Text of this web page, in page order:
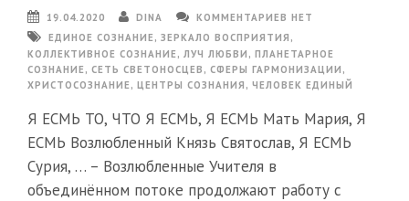
19.04.2020 DINA
КОММЕНТАРИЕВ НЕТ
ЕДИНОЕ СОЗНАНИЕ, ЗЕРКАЛО ВОСПРИЯТИЯ ,
КОЛЛЕКТИВНОЕ СОЗНАНИЕ, ЛУЧ ЛЮБВИ , ПЛАНЕТАРНОЕ
СОЗНАНИЕ, СЕТЬ СВЕТОНОСЦЕВ , СФЕРЫ ГАРМОНИЗАЦИИ ,
ХРИСТОСОЗНАНИЕ, ЦЕНТРЫ СОЗНАНИЯ , ЧЕЛОВЕК ЕДИНЫЙ
Я ЕСМЬ ТО, ЧТО Я ЕСМЬ, Я ЕСМЬ Мать Мария, Я
ЕСМЬ Возлюбленный Князь Святослав, Я ЕСМЬ
Сурия, … – Возлюбленные Учителя в
объединённом потоке продолжают работу с